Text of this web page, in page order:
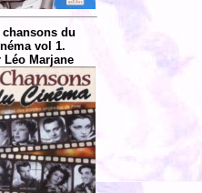
chansons du
vol 1.
Léo Marjane